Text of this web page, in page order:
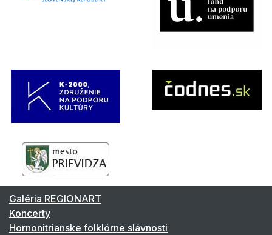
Galéria REGIONART
Koncerty
Hornonitrianske folklórne slávnosti